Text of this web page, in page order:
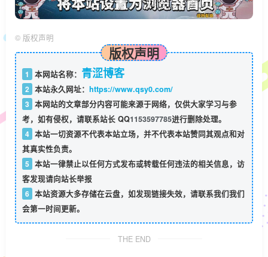
© 版权声明
版权声明
1 本网站名称： 青涩博客
2 本站永久网址： https://www.qsy0.com/
3 本网站的文章部分内容可能来源于网络，仅供大家学习与参
考，如有侵权，请联系站长 QQ1153597785进行删除处理。
4 本站一切资源不代表本站立场，并不代表本站赞同其观点和对
其真实性负责。
5 本站一律禁止以任何方式发布或转载任何违法的相关信息，访
客发现请向站长举报
6 本站资源大多存储在云盘，如发现链接失效，请联系我们我们
会第一时间更新。
THE END